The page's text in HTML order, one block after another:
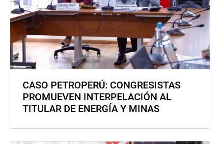
CASO PETROPERÚ: CONGRESISTAS
PROMUEVEN INTERPELACIÓN AL
TITULAR DE ENERGÍA Y MINAS